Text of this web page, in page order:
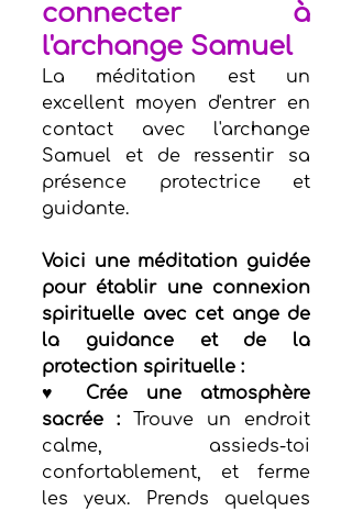
connecter à
l'archange Samuel
La méditation est un
excellent moyen d'entrer en
contact avec l'archange
Samuel et de ressentir sa
présence protectrice et
guidante.
Voici une méditation guidée
pour établir une connexion
spirituelle avec cet ange de
la guidance et de la
protection spirituelle :
♥ Crée une atmosphère
sacrée : Trouve un endroit
calme, assieds-toi
confortablement, et ferme
les yeux. Prends quelques